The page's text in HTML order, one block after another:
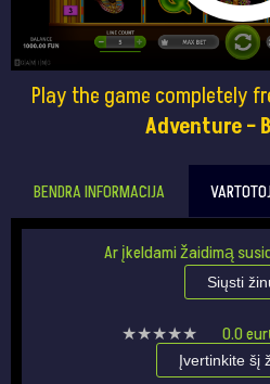
Play the game completely
Adventure –
BENDRA INFORMACIJA
Ar įkeldami žaidimą
Siųsti
★★★★★
★★★★★ 0.0
Įvertinkite šį